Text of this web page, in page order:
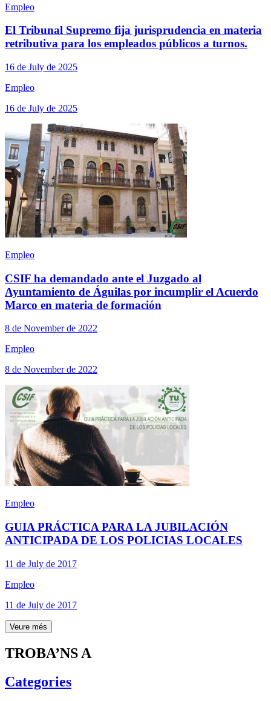
Empleo
El Tribunal Supremo fija jurisprudencia en materia
retributiva para los empleados públicos a turnos.
16 de July de 2025
Empleo
16 de July de 2025
Empleo
CSIF ha demandado ante el Juzgado al
Ayuntamiento de Águilas por incumplir el Acuerdo
Marco en materia de formación
8 de November de 2022
Empleo
8 de November de 2022
Empleo
GUIA PRÁCTICA PARA LA JUBILACIÓN
ANTICIPADA DE LOS POLICIAS LOCALES
11 de July de 2017
Empleo
11 de July de 2017
Veure més
TROBA’NS A
Categories